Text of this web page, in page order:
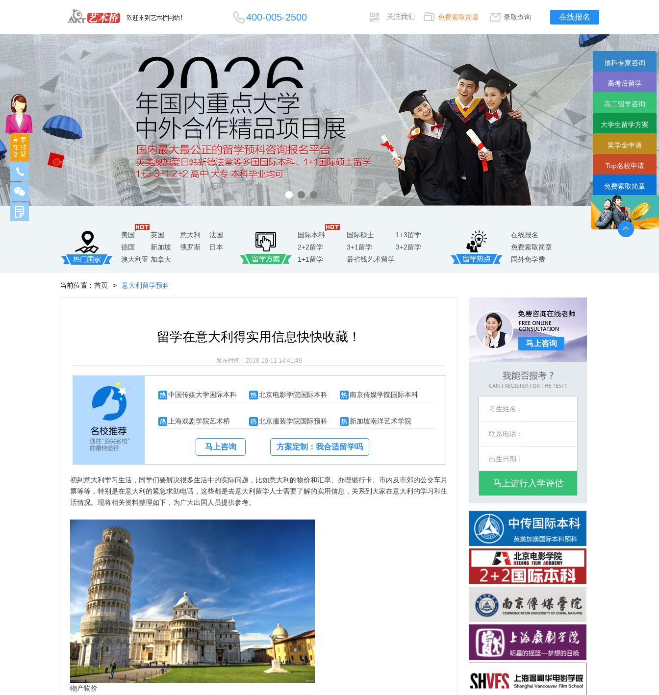
400-005-2500 免费索取简章 录取查询 在线报名
美国 英国 意大利
法国
德国
新加坡 俄罗斯
日本
澳大利亚 加拿大
国际本科 国际硕士
1+3留学
2+2留学
3+1留学
3+2留学
1+1留学
最省钱艺术留学
在线报名
免费索取简章
国外免学费
当前位置： 首页 > 意大利留学预科
留学在意大利得实用信息快快收藏！
发布时间：2018-10-11 14:41:49
中国传媒大学国际本科 北京电影学院国际本科 南京传媒学院国际本科
上海戏剧学院艺术桥 北京服装学院国际预科 新加坡南洋艺术学院
马上咨询 方案定制：我合适留学吗
初到意大利学习生活，同学们要解决很多生活中的实际问题，比如意大利的物价和汇率、办理银行卡、市内及市郊的公交车月
票等等，特别是在意大利的紧急求助电话，这些都是去意大利留学人士需要了解的实用信息，关系到大家在意大利的学习和生
活情况。现将相关资料整理如下，为广大出国人员提供参考。
物产物价
马上咨询
考生姓名：
联系电话：
出生日期：
马上进行入学评估
预科专家咨询
高考后留学
高二留学咨询
大学生留学方案
奖学金申请
Top名校申请
免费索取简章